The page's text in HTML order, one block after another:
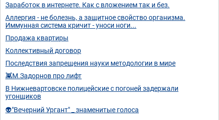
Заработок в интернете. Как с вложением так и без.
Аллергия - не болезнь, а защитное свойство организма.
Иммунная система кричит - уноси ноги...
Продажа квартиры
Коллективный договор
Последствия запрещения науки методологии в мире
👾М.Задорнов про лифт
В Нижневартовске полицейские с погоней задержали
угонщиков
👽"Вечерний Ургант" _ знаменитые голоса